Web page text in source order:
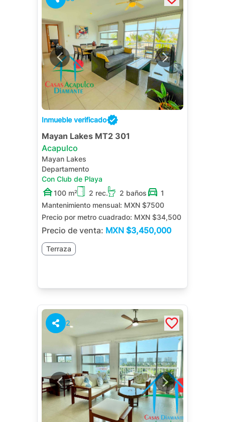
Inmueble verificado
Mayan Lakes MT2 301
Acapulco
Mayan Lakes
Departamento
Con Club de Playa
100 m²
2 rec. 2 baños
1
Mantenimiento mensual: MXN $7500
Precio por metro cuadrado: MXN $34,500
Precio de venta: MXN $3,450,000
Terraza
2